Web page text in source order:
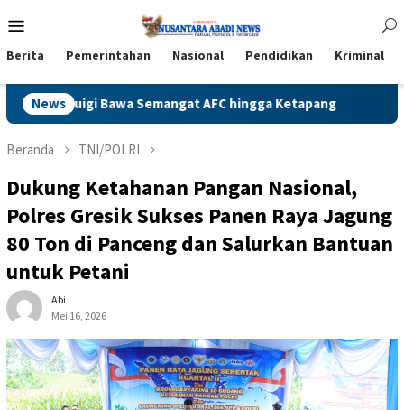
ke
Mobile
Berita Pemerintahan Nasional Pendidikan Kriminal
News
AFC hingga Ketapang Naga Jawa Timur Berjaya
Beranda TNI/POLRI
Dukung Ketahanan Pangan Nasional,
Polres Gresik Sukses Panen Raya Jagung
80 Ton di Panceng dan Salurkan Bantuan
untuk Petani
Abi
Mei 16, 2026